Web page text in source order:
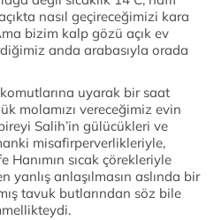
nasıl geçireceğimizi kara
bizim kalp gözü açık ev
anda arabasıyla orada
uyarak bir saat
molamızı vereceğimiz evin
Salih’in gülücükleri ve
misafirperverlikleriyle,
Hanımın sıcak çörekleriyle
yanlış anlaşılmasın aslında bir
tavuk butlarından söz bile